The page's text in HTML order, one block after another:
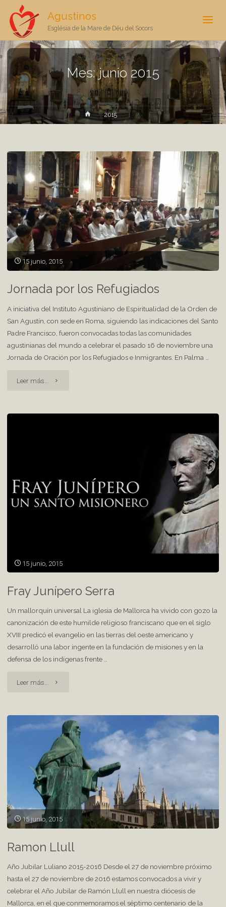
Agustinos
Església de la Mare de Déu del Socors
Mes:junio 2015
Inicio2015 junio
15 junio, 2015
Jornada por los Refugiados
A iniciativa del Instituto Agustiniano de Espiritualidad de la Orden de
San Agustín, con sede en Roma, siguiendo las indicaciones del Santo
Padre Francisco, fueron convocadas todas las comunidades
agustinianas del mundo a celebrar el pasado 16 de noviembre una
Jornada de Oración por los Refugiados e Inmigrantes. En Palma …
Leer más... "Jornada
15 junio, 2015
Fray Junípero Serra
Un mallorquín universal La iglesia de Mallorca ha vivido con gozo la
canonización de este humilde religioso franciscano que en el siglo
XVIII predicó el evangelio en las tierras del oeste americano y
desarrolló una labor ingente en la fundación de misiones y en la
defensa de los indígenas frente …
Leer más... "Fray
Serra"
15 junio, 2015
Ramon Llull
Año Jubilar Luliano 2015-2016 Desde el 27 de noviembre próximo
hasta el 27 de noviembre de 2016 estamos convocados a vivir y
celebrar el Año Jubilar de Ramón Llull en nuestra diócesis de
Mallorca, en el que conmemoramos el séptimo centenario de la